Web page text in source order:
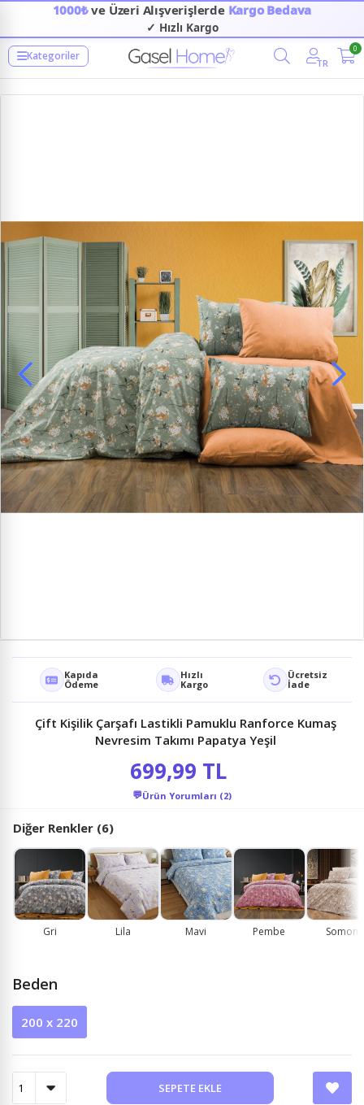
1000₺ve Üzeri Alışverişlerde Kargo Bedava
✓ Hızlı Kargo
Kategoriler
TR
0
Kapıda
Ödeme
Hızlı
Kargo
Ücretsiz
İade
Çift Kişilik Çarşafı Lastikli Pamuklu Ranforce Kumaş
Nevresim Takımı Papatya Yeşil
699,99 TL
💬Ürün Yorumları (2)
Diğer Renkler (6)
Gri Lila Mavi Pembe Somon
Beden
200 x 220
SEPETE EKLE